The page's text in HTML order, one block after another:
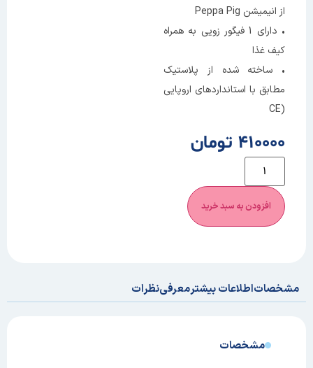
از انیمیشن Peppa Pig
• دارای 1 فیگور زویی به همراه
کیف غذا
• ساخته شده از پلاستیک
مطابق با استانداردهای اروپایی
(CE
410000 تومان
افزودن به سبد خرید
مشخصاتاطلاعات بیشترمعرفینظرات
مشخصات